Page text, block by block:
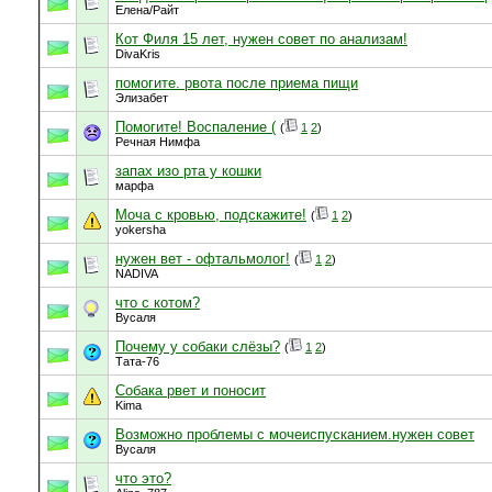
Елена/Райт
Кот Филя 15 лет, нужен совет по анализам!
DivaKris
помогите. рвота после приема пищи
Элизабет
Помогите! Воспаление ( ( 1 2)
Речная Нимфа
запах изо рта у кошки
марфа
Моча с кровью, подскажите! ( 1 2)
yokersha
нужен вет - офтальмолог! ( 1 2)
NADIVA
что с котом?
Вусаля
Почему у собаки слёзы? ( 1 2)
Тата-76
Собака рвет и поносит
Kima
Возможно проблемы с мочеиспусканием.нужен совет
Вусаля
что это?